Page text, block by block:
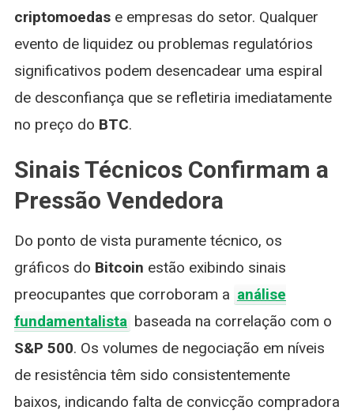
criptomoedase empresas do setor. Qualquer
evento de liquidez ou problemas regulatórios
significativos podem desencadear uma espiral
de desconfiança que se refletiria imediatamente
no preço do BTC.
Sinais Técnicos Confirmam a
Pressão Vendedora
Do ponto de vista puramente técnico, os
gráficos do Bitcoin estão exibindo sinais
preocupantes que corroboram a análise
fundamentalista baseada na correlação com o
S&P 500. Os volumes de negociação em níveis
de resistência têm sido consistentemente
baixos, indicando falta de convicção compradora